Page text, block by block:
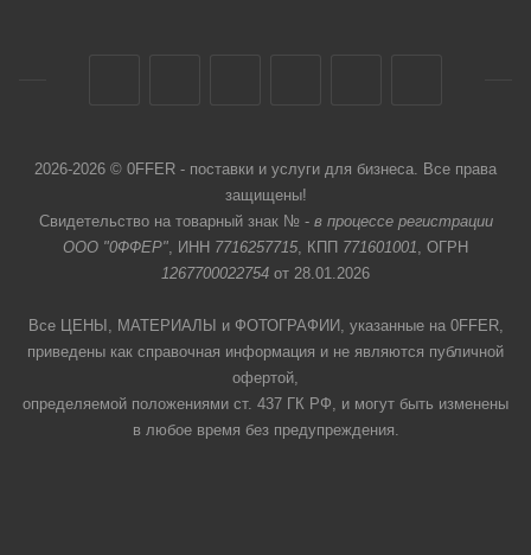
2026-2026 © 0FFER - поставки и услуги для бизнеса. Все права
защищены!
Свидетельство на товарный знак № - в процессе регистрации
ООО "0ФФЕР", ИНН 7716257715, КПП 771601001, ОГРН
1267700022754 от 28.01.2026
Все ЦЕНЫ, МАТЕРИАЛЫ и ФОТОГРАФИИ, указанные на 0FFER,
приведены как справочная информация и не являются публичной
офертой,
определяемой положениями ст. 437 ГК РФ, и могут быть изменены
в любое время без предупреждения.